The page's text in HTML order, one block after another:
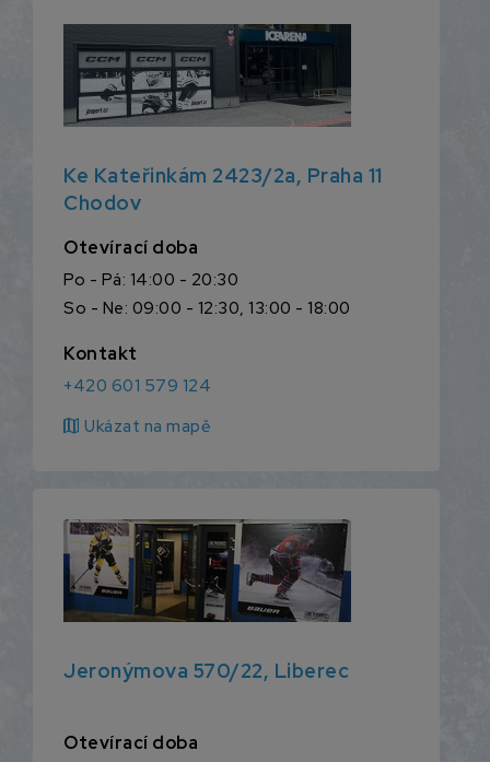
Ke Kateřinkám 2423/2a, Praha 11
Chodov
Otevírací doba
Po - Pá: 14:00 - 20:30
So - Ne: 09:00 - 12:30, 13:00 - 18:00
Kontakt
+420 601 579 124
map Ukázat na mapě
Jeronýmova 570/22, Liberec
Otevírací doba